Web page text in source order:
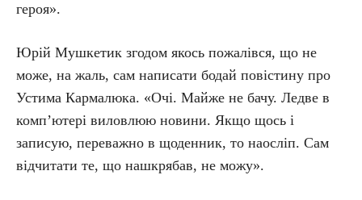
героя».
Юрій Мушкетик згодом якось пожалівся, що не
може, на жаль, сам написати бодай повістину про
Устима Кармалюка. «Очі. Майже не бачу. Ледве в
комп’ютері виловлюю новини. Якщо щось і
записую, переважно в щоденник, то наосліп. Сам
відчитати те, що нашкрябав, не можу».